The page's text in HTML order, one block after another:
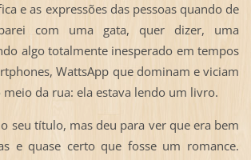
e as expressões das pessoas quando de
com uma gata, quer dizer, uma
algo totalmente inesperado em tempos
WattsApp que dominam e viciam
da rua: ela estava lendo um livro.
seu título, mas deu para ver que era bem
e quase certo que fosse um romance.